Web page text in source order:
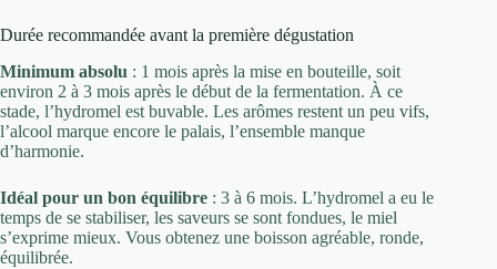
Durée recommandée avant la première dégustation
Minimum absolu : 1 mois après la mise en bouteille, soit
environ 2 à 3 mois après le début de la fermentation. À ce
stade, l’hydromel est buvable. Les arômes restent un peu vifs,
l’alcool marque encore le palais, l’ensemble manque
d’harmonie.
Idéal pour un bon équilibre : 3 à 6 mois. L’hydromel a eu le
temps de se stabiliser, les saveurs se sont fondues, le miel
s’exprime mieux. Vous obtenez une boisson agréable, ronde,
équilibrée.